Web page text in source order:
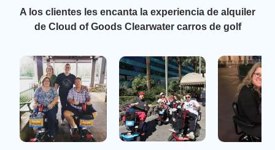
A los clientes les encanta la experiencia de alquiler
de Cloud of Goods Clearwater carros de golf